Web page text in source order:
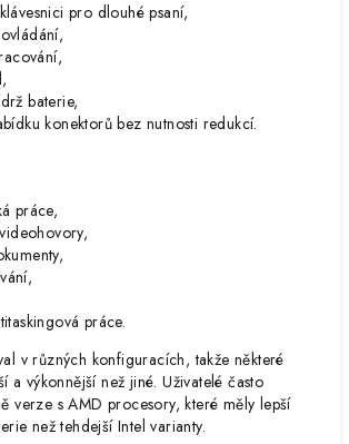
pro dlouhé psaní,
baterie,
konektorů bez nutnosti redukcí.
práce,
práce.
v různých konfiguracích, takže některé
a výkonnější než jiné. Uživatelé často
verze s AMD procesory, které měly lepší
než tehdejší Intel varianty.